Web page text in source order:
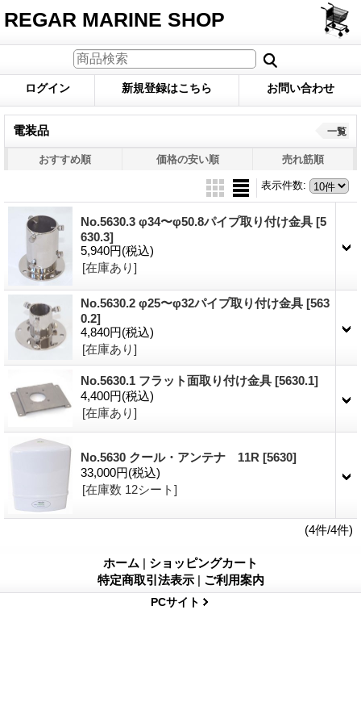
REGAR MARINE SHOP
ログイン 新規登録はこちら お問い合わせ
電装品 一覧
おすすめ順 価格の安い順 売れ筋順
表示件数:
No.5630.3 φ34〜φ50.8パイプ取り付け金具 [5
630.3]
5,940円(税込)
[在庫あり]
No.5630.2 φ25〜φ32パイプ取り付け金具 [563
0.2]
4,840円(税込)
[在庫あり]
No.5630.1 フラット面取り付け金具 [5630.1]
4,400円(税込)
[在庫あり]
No.5630 クール・アンテナ 11R [5630]
33,000円(税込)
[在庫数 12シート]
(4件/4件)
ホーム | ショッピングカート
特定商取引法表示 | ご利用案内
PCサイト